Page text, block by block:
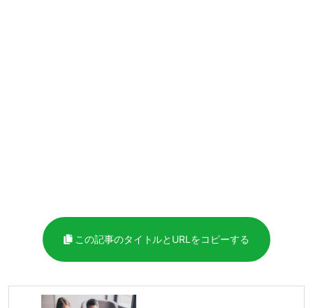
この記事のタイトルとURLをコピーする